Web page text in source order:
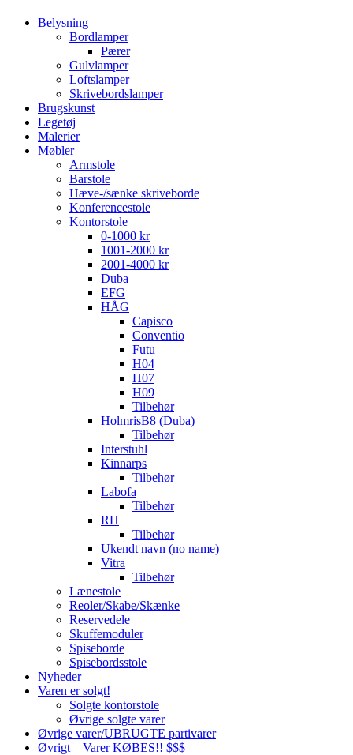
Belysning
Bordlamper
Pærer
Gulvlamper
Loftslamper
Skrivebordslamper
Brugskunst
Legetøj
Malerier
Møbler
Armstole
Barstole
Hæve-/sænke skriveborde
Konferencestole
Kontorstole
0-1000 kr
1001-2000 kr
2001-4000 kr
Duba
EFG
HÅG
Capisco
Conventio
Futu
H04
H07
H09
Tilbehør
HolmrisB8 (Duba)
Tilbehør
Interstuhl
Kinnarps
Tilbehør
Labofa
Tilbehør
RH
Tilbehør
Ukendt navn (no name)
Vitra
Tilbehør
Lænestole
Reoler/Skabe/Skænke
Reservedele
Skuffemoduler
Spiseborde
Spisebordsstole
Nyheder
Varen er solgt!
Solgte kontorstole
Øvrige solgte varer
Øvrige varer/UBRUGTE partivarer
Øvrigt – Varer KØBES!! $$$